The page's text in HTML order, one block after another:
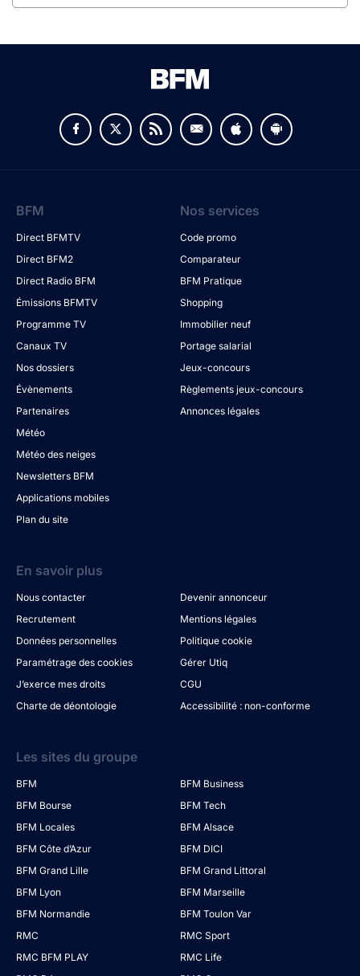
BFM
Direct BFMTV
Direct BFM2
Direct Radio BFM
Émissions BFMTV
Programme TV
Canaux TV
Nos dossiers
Évènements
Partenaires
Météo
Météo des neiges
Newsletters BFM
Applications mobiles
Plan du site
Nos services
Code promo
Comparateur
BFM Pratique
Shopping
Immobilier neuf
Portage salarial
Jeux-concours
Règlements jeux-concours
Annonces légales
En savoir plus
Nous contacter
Devenir annonceur
Recrutement
Mentions légales
Données personnelles
Politique cookie
Paramétrage des cookies
Gérer Utiq
J’exerce mes droits
CGU
Charte de déontologie
Accessibilité : non-conforme
Les sites du groupe
BFM
BFM Business
BFM Bourse
BFM Tech
BFM Locales
BFM Alsace
BFM Côte d’Azur
BFM DICI
BFM Grand Lille
BFM Grand Littoral
BFM Lyon
BFM Marseille
BFM Normandie
BFM Toulon Var
RMC
RMC Sport
RMC BFM PLAY
RMC Life